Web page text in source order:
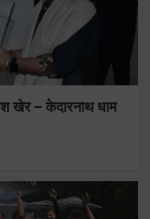
खेर – केदारनाथ धाम